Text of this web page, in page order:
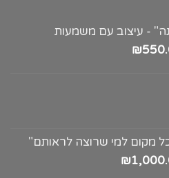
- עיצוב עם משמעות
₪
מקום למי שרוצה לראותם"
₪